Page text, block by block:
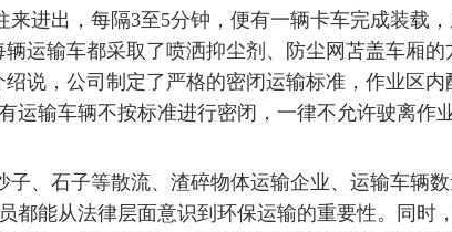
进出，每隔3至5分钟，便有一辆卡车完成装载，
运输车都采取了喷洒抑尘剂、防尘网苫盖车厢的
说，公司制定了严格的密闭运输标准，作业区
输车辆不按标准进行密闭，一律不允许驶离作业
、石子等散流、渣碎物体运输企业、运输车辆
都能从法律层面意识到环保运输的重要性。同时